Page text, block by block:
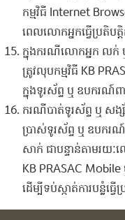
កម្មវិធី​ ​Inter​net​
ពេល​​លោក​អ្នក​ធ្វើ​ប្រតិបត្
ក្នុង​ករណី​លោក​អ្នក ​លក់​ ​ឬ​
ត្រូវ​លុប​កម្មវិធី KB
ក្នុង​ទូរស័ព្ទ​ ​ឬ​ ឧបករណ៍​ព
ករណី​បាត់​ទូរស័ព្ទ​ ​ឬ​ ​សង្
ប្រាស់​ទូរស័ព្ទ​ ​ឬ​ ឧបករណ៍​
សាក់​ ​ជាបន្ទាន់​តាមរយៈ​
KB ​P​R​A​SAC​ Mobile
ដើម្បី​ទប់​ស្កាត់​ការ​បន្លំ​ធ្វើ​